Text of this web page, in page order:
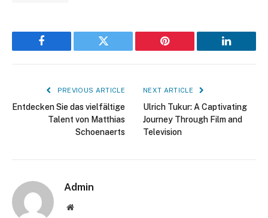
Facebook Twitter Pinterest LinkedIn
PREVIOUS ARTICLE
Entdecken Sie das vielfältige
Talent von Matthias
Schoenaerts
NEXT ARTICLE
Ulrich Tukur: A Captivating
Journey Through Film and
Television
Admin
Website